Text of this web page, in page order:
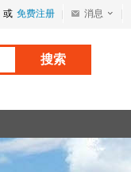
或 免费注册 消息
搜索